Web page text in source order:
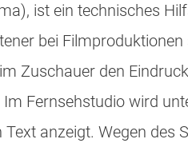
ist ein technisches
bei
Zuschauer den
Fernsehstudio wird
anzeigt. Wegen des